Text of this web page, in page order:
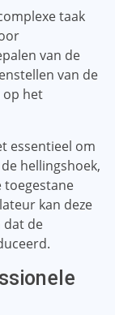
taak
van de
van de
op het
essentieel om
hellingshoek,
toegestane
kan deze
dat de